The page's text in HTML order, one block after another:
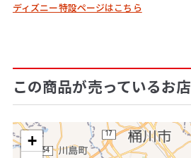
ディズニー特設ページはこちら
この商品が売っているお店
+